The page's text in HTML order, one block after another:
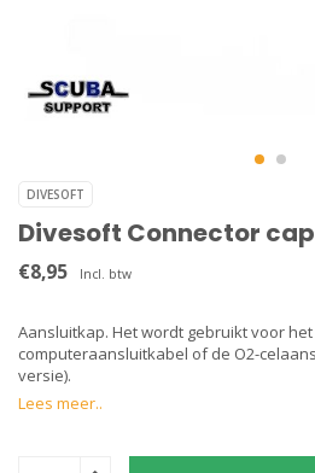
DIVESOFT
Divesoft Connector cap
€8,95 Incl. btw
Aansluitkap. Het wordt gebruikt voor
computeraansluitkabel of de O2-
versie).
Lees meer..